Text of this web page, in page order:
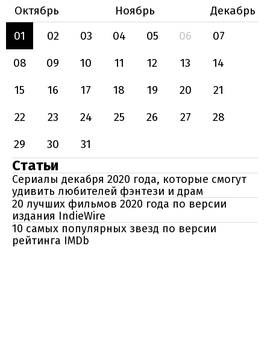
Октябрь Ноябрь
Декабрь
01
02 03 04 05 06
07
08
09 10 11 12 13
14
15
16 17 18 19 20
21
22
23 24 25 26 27
28
29
30 31
Статьи
Сериалы декабря 2020 года, которые смогут
удивить любителей фэнтези и драм
20 лучших фильмов 2020 года по версии
издания IndieWire
10 самых популярных звезд по версии
рейтинга IMDb